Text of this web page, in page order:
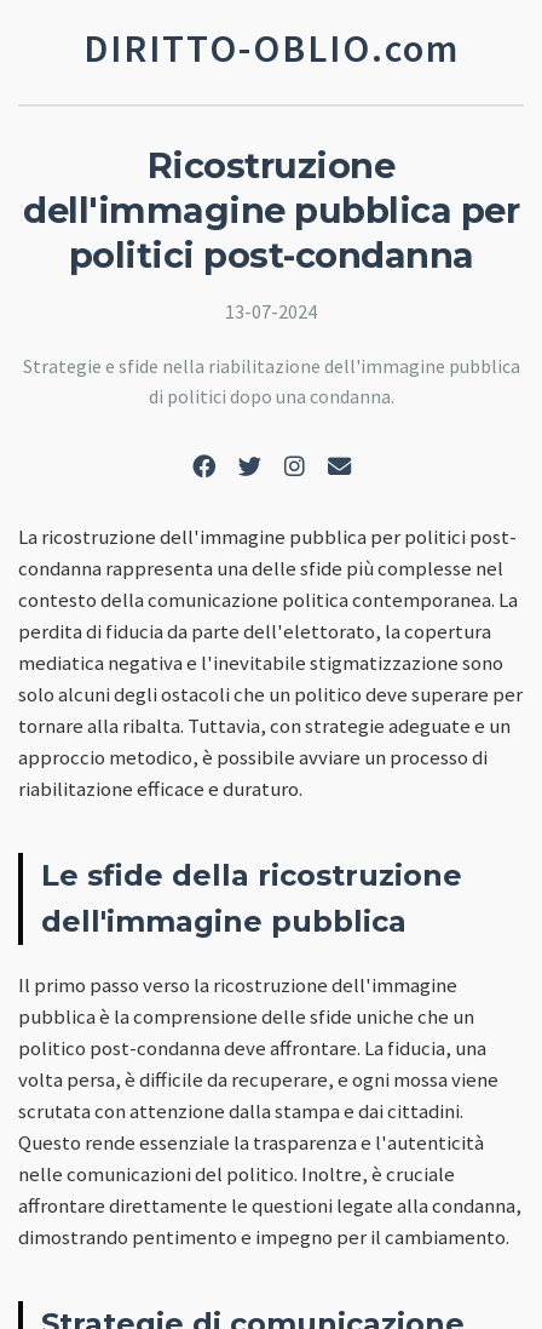
DIRITTO-OBLIO.com
Ricostruzione
dell'immagine pubblica per
politici post-condanna
13-07-2024
Strategie e sfide nella riabilitazione dell'immagine pubblica
di politici dopo una condanna.
La ricostruzione dell'immagine pubblica per politici post-
condanna rappresenta una delle sfide più complesse nel
contesto della comunicazione politica contemporanea. La
perdita di fiducia da parte dell'elettorato, la copertura
mediatica negativa e l'inevitabile stigmatizzazione sono
solo alcuni degli ostacoli che un politico deve superare per
tornare alla ribalta. Tuttavia, con strategie adeguate e un
approccio metodico, è possibile avviare un processo di
riabilitazione efficace e duraturo.
Le sfide della ricostruzione
dell'immagine pubblica
Il primo passo verso la ricostruzione dell'immagine
pubblica è la comprensione delle sfide uniche che un
politico post-condanna deve affrontare. La fiducia, una
volta persa, è difficile da recuperare, e ogni mossa viene
scrutata con attenzione dalla stampa e dai cittadini.
Questo rende essenziale la trasparenza e l'autenticità
nelle comunicazioni del politico. Inoltre, è cruciale
affrontare direttamente le questioni legate alla condanna,
dimostrando pentimento e impegno per il cambiamento.